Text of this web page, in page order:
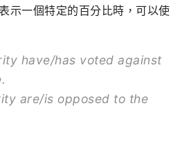
一個特定的百分比時，可以使
have/has voted against
are/is opposed to the